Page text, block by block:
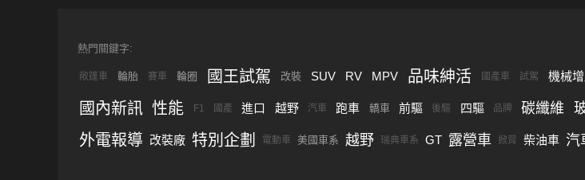
熱門關鍵字:
敞篷車 輪胎 賽車 輪圈 國王試駕 改裝 SUV RV MPV 品味紳活 國產車 試駕 機械
國內新訊 性能 F1 國產 進口 越野 汽車 跑車 轎車 前驅 後驅 四驅 品牌 碳纖維
外電報導 改裝廠 特別企劃 電動車 美國車系 越野 瑞典車系 GT 露營車 掀背 柴油車 汽